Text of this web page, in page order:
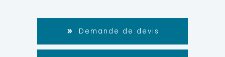
Demande de devis